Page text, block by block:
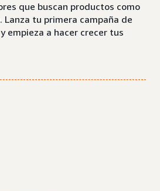
que buscan productos como
Lanza tu primera campaña de
empieza a hacer crecer tus